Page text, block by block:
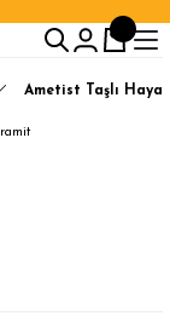
Ametist Taşlı